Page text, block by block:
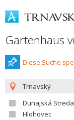
Gartenhaus
Diese Suche
Trnavský
Dunajská Streda
Hlohovec